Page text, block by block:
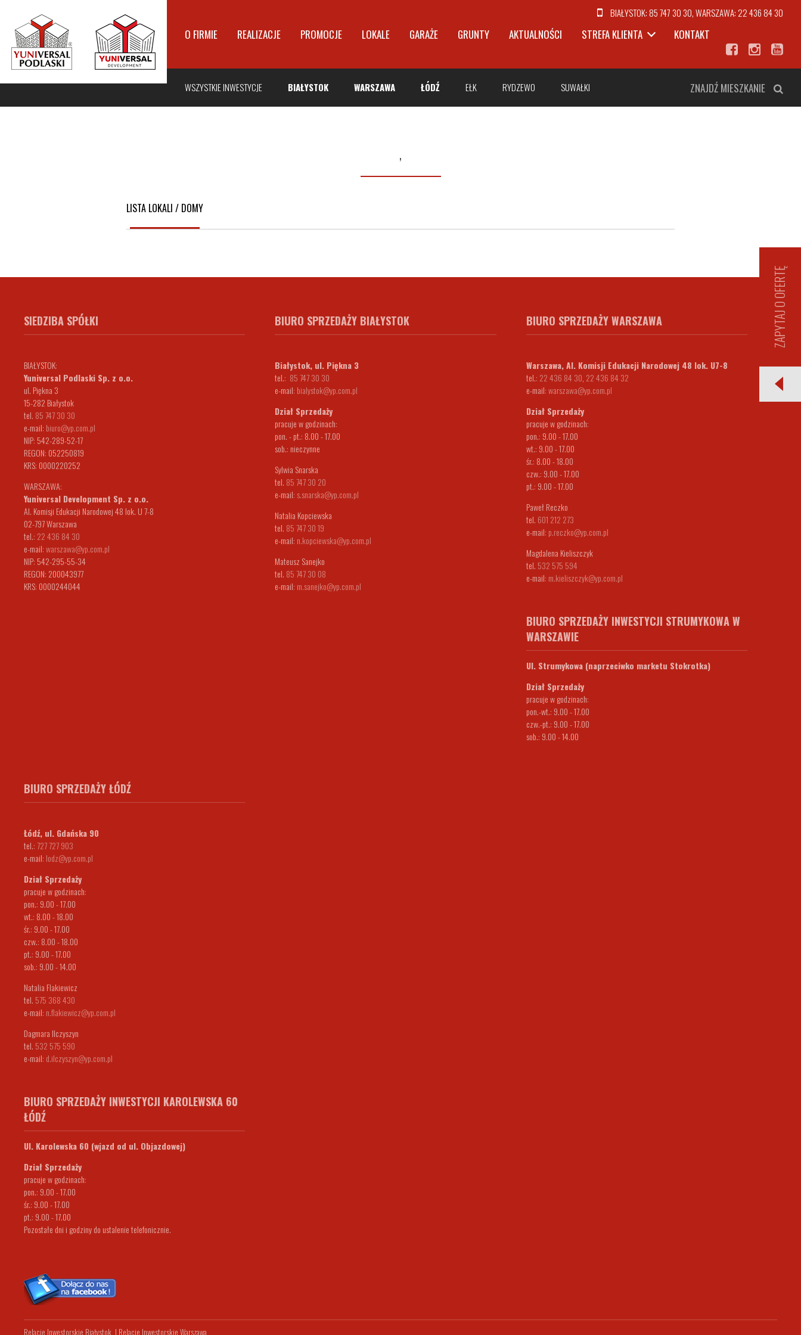
BIAŁYSTOK:85 747 30 30, WARSZAWA: 22 436 84 30
O FIRMIE REALIZACJE PROMOCJE LOKALE GARAŻE GRUNTY AKTUALNOŚCI STREFA KLIENTA KONTAKT
WSZYSTKIE INWESTYCJE BIAŁYSTOK WARSZAWA ŁÓDŹ EŁK RYDZEWO SUWAŁKI ZNAJDŹ MIESZKANIE
,
LISTA LOKALI / DOMY
ZAPYTAJ O OFERTĘ
SIEDZIBA SPÓŁKI
BIAŁYSTOK:
Yuniversal Podlaski Sp. z o.o.
ul. Piękna 3
15-282 Białystok
tel. 85 747 30 30
e-mail: biuro@yp.com.pl
NIP: 542-289-52-17
REGON: 052250819
KRS: 0000220252
WARSZAWA:
Yuniversal Development Sp. z o.o.
Al. Komisji Edukacji Narodowej 48 lok. U 7-8
02-797 Warszawa
tel.: 22 436 84 30
e-mail:warszawa@yp.com.pl
NIP: 542-295-55-34
REGON: 200043977
KRS: 0000244044
BIURO SPRZEDAŻY BIAŁYSTOK
Białystok, ul. Piękna 3
tel.: 85 747 30 30
e-mail: bialystok@yp.com.pl
Dział Sprzedaży
pracuje w godzinach:
pon. - pt.: 8.00 - 17.00
sob.: nieczynne
Sylwia Snarska
tel. 85 747 30 20
e-mail: s.snarska@yp.com.pl
Natalia Kopciewska
tel. 85 747 30 19
e-mail: n.kopciewska@yp.com.pl
Mateusz Sanejko
tel. 85 747 30 08
e-mail: m.sanejko@yp.com.pl
BIURO SPRZEDAŻY WARSZAWA
Warszawa, Al. Komisji Edukacji Narodowej 48 lok. U7-8
tel.: 22 436 84 30 22 436 84 32
e-mail:warszawa@yp.com.pl
Dział Sprzedaży
pracuje w godzinach:
pon.: 9.00 - 17.00
wt.: 9.00 - 17.00
śr.: 8.00 - 18.00
czw.: 9.00 - 17.00
pt.: 9.00 - 17.00
Paweł Reczko
tel. 601 212 273
e-mail: p.reczko@yp.com.pl
Magdalena Kieliszczyk
tel. 532 575 594
e-mail: m.kieliszczyk@yp.com.pl
BIURO SPRZEDAŻY INWESTYCJI STRUMYKOWA W
WARSZAWIE
Ul. Strumykowa (naprzeciwko marketu Stokrotka)
Dział Sprzedaży
pracuje w godzinach:
pon.-wt.: 9.00 - 17.00
czw.-pt.: 9.00 - 17.00
sob.: 9.00 - 14.00
BIURO SPRZEDAŻY ŁÓDŹ
Łódź, ul. Gdańska 90
tel.:727 727 903
e-mail: lodz@yp.com.pl
Dział Sprzedaży
pracuje w godzinach:
pon.: 9.00 - 17.00
wt.: 8.00 - 18.00
śr.: 9.00 - 17.00
czw.: 8.00 - 18.00
pt.: 9.00 - 17.00
sob.: 9.00 - 14.00
Natalia Flakiewicz
tel. 575 368 430
e-mail: n.flakiewicz@yp.com.pl
Dagmara Ilczyszyn
tel. 532 575 590
e-mail: d.ilczyszyn@yp.com.pl
BIURO SPRZEDAŻY INWESTYCJI KAROLEWSKA 60
ŁÓDŹ
Ul. Karolewska 60 (wjazd od ul. Objazdowej)
Dział Sprzedaży
pracuje w godzinach:
pon.: 9.00 - 17.00
śr.: 9.00 - 17.00
pt.: 9.00 - 17.00
Pozostałe dni i godziny do ustalenie telefonicznie.
Relacje Inwestorskie Białystok | Relacje Inwestorskie Warszawa